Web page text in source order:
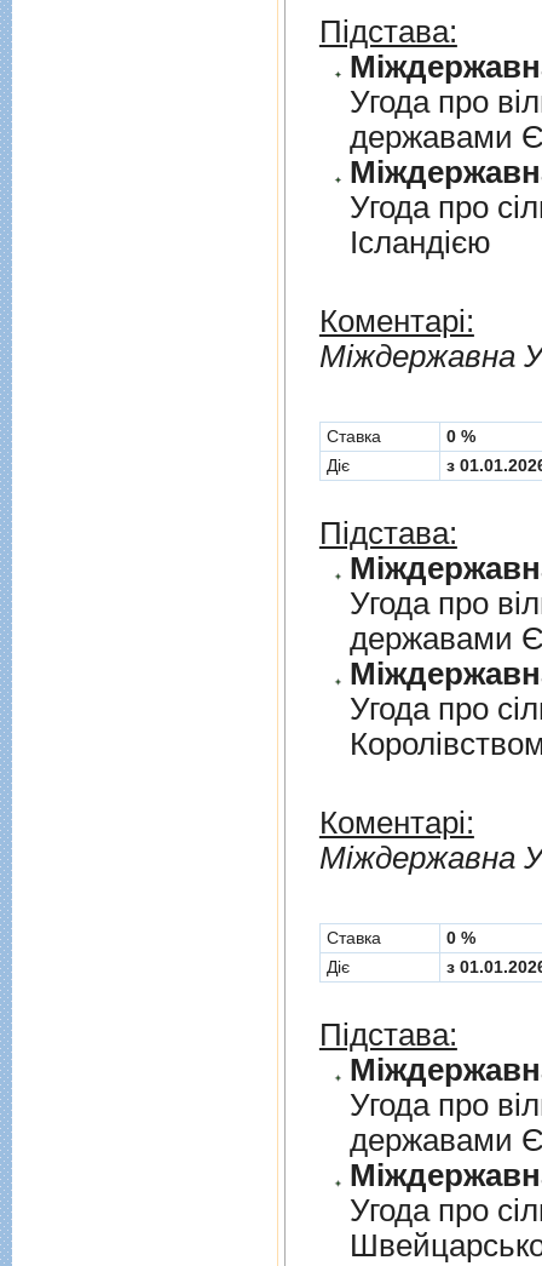
Підстава:
Угода про
державами
Угода про
Iсландiєю
Коментарі:
Мiждержавна
Cтавка
0 %
Діє
з
Підстава:
Угода про
державами
Угода про
Коментарі:
Мiждержавна
Cтавка
0 %
Діє
з
Підстава:
Угода про
державами
Угода про